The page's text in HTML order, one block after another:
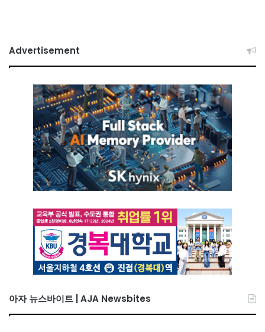
Advertisement
아자 뉴스바이트 | AJA Newsbites